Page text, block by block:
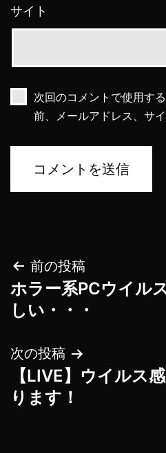
サイト
次回のコメントで使用す
前、メールアドレス、サイ
投
稿
ビ
ゲ
前の投稿
ホラー系PCウイル
しい・・・
次の投稿
【LIVE】ウイルス
ります！